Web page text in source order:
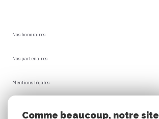
Nos honoraires
Nos partenaires
Mentions légales
Comme beaucoup, notre site